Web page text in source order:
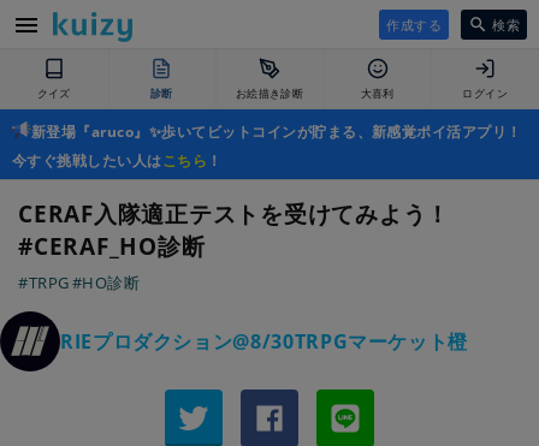
作成する 検索
クイズ 診断 お絵描き診断 大喜利 ログイン
新登場『aruco』✨歩いてビットコインが貯まる、新感覚ポイ活アプリ！
今すぐ挑戦したい人はこちら ！
CERAF入隊適正テストを受けてみよう！
#CERAF_HO診断
#TRPG#HO診断
RIEプロダクション@8/30TRPGマーケット橙